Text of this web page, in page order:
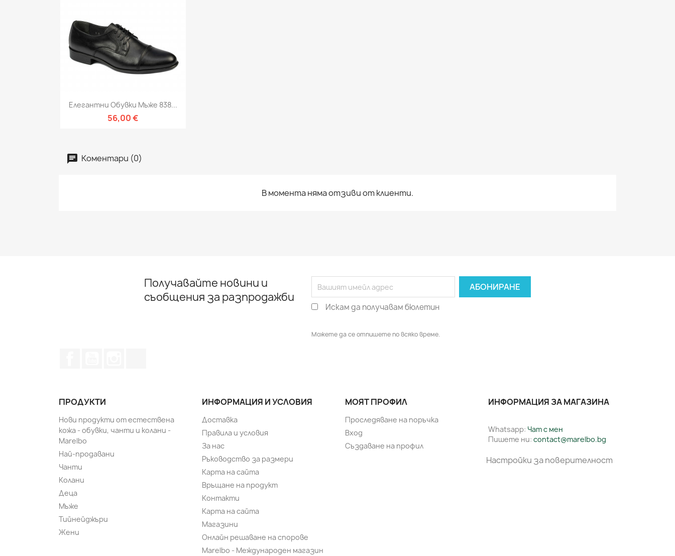
Бърз преглед
Елегантни Обувки Мъже 838...
56,00 €
Коментари (0)
В момента няма отзиви от клиенти.
Получавайте новини и
съобщения за разпродажби
Искам да получавам бюлетин
Можете да се отпишете по всяко време.
ПРОДУКТИ
Нови продукти от естествена
кожа - обувки, чанти и колани -
Marelbo
Най-продавани
Чанти
Колани
Деца
Мъже
Тийнейджъри
Жени
ИНФОРМАЦИЯ И УСЛОВИЯ
Доставка
Правила и условия
За нас
Ръководство за размери
Карта на сайта
Връщане на продукт
Контакти
Карта на сайта
Магазини
Онлайн решаване на спорове
Marelbo - Международен магазин
МОЯТ ПРОФИЛ
Проследяване на поръчка
Вход
Създаване на профил
ИНФОРМАЦИЯ ЗА МАГАЗИНА
Whatsapp: Чат с мен
Пишете ни: contact@marelbo.bg
Настройки за поверителност